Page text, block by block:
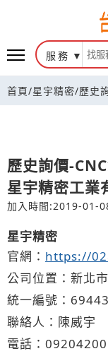
服務
首頁/星宇精密/歷史
歷史詢價-
星宇精密工業
加入時間:2019-01-
星宇精密
官網： https://
公司位置：新北
統一編號：
聯絡人：陳威宇
電話： 0920420